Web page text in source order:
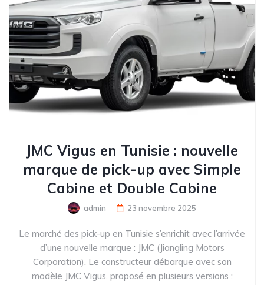
JMC Vigus en Tunisie : nouvelle
marque de pick-up avec Simple
Cabine et Double Cabine
admin 23 novembre 2025
Le marché des pick-up en Tunisie s’enrichit avec l’arrivée
d’une nouvelle marque : JMC (Jiangling Motors
Corporation). Le constructeur débarque avec son
modèle JMC Vigus, proposé en plusieurs versions :